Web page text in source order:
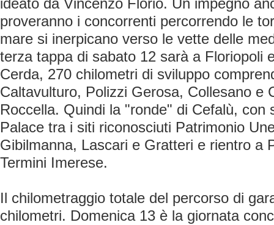
ideato da Vincenzo Florio. Un impegno
proveranno i concorrenti percorrendo le
mare si inerpicano verso le vette delle
terza tappa di sabato 12 sarà a Floriopoli
Cerda, 270 chilometri di sviluppo
Caltavulturo, Polizzi Gerosa, Collesano e
Roccella. Quindi la "ronde" di Cefalù, con
Palace tra i siti riconosciuti Patrimonio
Gibilmanna, Lascari e Gratteri e rientro a
Termini Imerese.
Il chilometraggio totale del percorso di
chilometri. Domenica 13 è la giornata